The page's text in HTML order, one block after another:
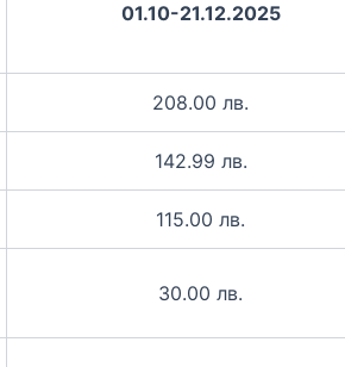
01.10-21.12.2025
208.00 лв.
142.99 лв.
115.00 лв.
30.00 лв.